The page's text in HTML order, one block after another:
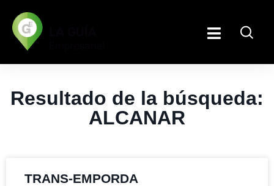
Resultado de la búsqueda:
ALCANAR
TRANS-EMPORDA